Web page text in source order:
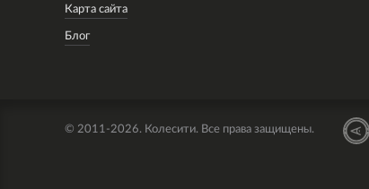
Карта сайта
Блог
© 2011-2026. Колесити. Все права защищены.